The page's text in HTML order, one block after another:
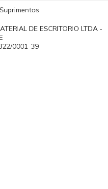
DE ESCRITORIO LTDA -
0001-39